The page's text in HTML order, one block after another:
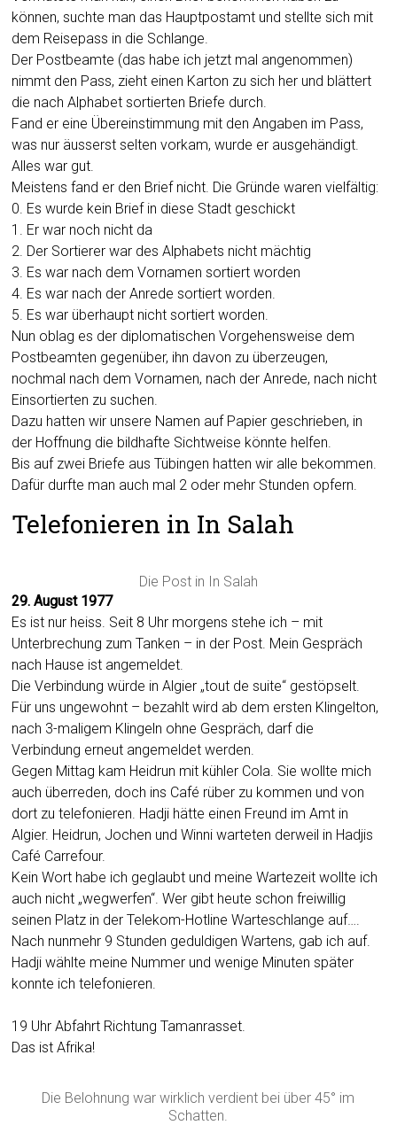
können, suchte man das Hauptpostamt und stellte sich mit
dem Reisepass in die Schlange.
Der Postbeamte (das habe ich jetzt mal angenommen)
nimmt den Pass, zieht einen Karton zu sich her und blättert
die nach Alphabet sortierten Briefe durch.
Fand er eine Übereinstimmung mit den Angaben im Pass,
was nur äusserst selten vorkam, wurde er ausgehändigt.
Alles war gut.
Meistens fand er den Brief nicht. Die Gründe waren vielfältig:
0. Es wurde kein Brief in diese Stadt geschickt
1. Er war noch nicht da
2. Der Sortierer war des Alphabets nicht mächtig
3. Es war nach dem Vornamen sortiert worden
4. Es war nach der Anrede sortiert worden.
5. Es war überhaupt nicht sortiert worden.
Nun oblag es der diplomatischen Vorgehensweise dem
Postbeamten gegenüber, ihn davon zu überzeugen,
nochmal nach dem Vornamen, nach der Anrede, nach nicht
Einsortierten zu suchen.
Dazu hatten wir unsere Namen auf Papier geschrieben, in
der Hoffnung die bildhafte Sichtweise könnte helfen.
Bis auf zwei Briefe aus Tübingen hatten wir alle bekommen.
Dafür durfte man auch mal 2 oder mehr Stunden opfern.
Telefonieren in In Salah
Die Post in In Salah
29. August 1977
Es ist nur heiss. Seit 8 Uhr morgens stehe ich – mit
Unterbrechung zum Tanken – in der Post. Mein Gespräch
nach Hause ist angemeldet.
Die Verbindung würde in Algier „tout de suite“ gestöpselt.
Für uns ungewohnt – bezahlt wird ab dem ersten Klingelton,
nach 3-maligem Klingeln ohne Gespräch, darf die
Verbindung erneut angemeldet werden.
Gegen Mittag kam Heidrun mit kühler Cola. Sie wollte mich
auch überreden, doch ins Café rüber zu kommen und von
dort zu telefonieren. Hadji hätte einen Freund im Amt in
Algier. Heidrun, Jochen und Winni warteten derweil in Hadjis
Café Carrefour.
Kein Wort habe ich geglaubt und meine Wartezeit wollte ich
auch nicht „wegwerfen“. Wer gibt heute schon freiwillig
seinen Platz in der Telekom-Hotline Warteschlange auf….
Nach nunmehr 9 Stunden geduldigen Wartens, gab ich auf.
Hadji wählte meine Nummer und wenige Minuten später
konnte ich telefonieren.
19 Uhr Abfahrt Richtung Tamanrasset.
Das ist Afrika!
Die Belohnung war wirklich verdient bei über 45° im
Schatten.